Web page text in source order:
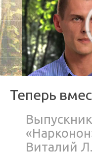
Теперь
Виталий Л.